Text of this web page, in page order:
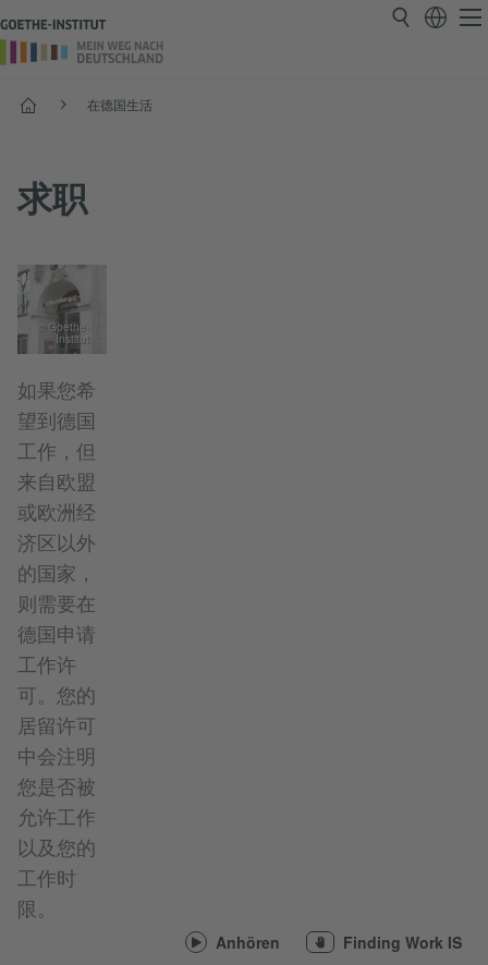
首页 在德国生活
求职
© Goethe-
Institut
如果您希
望到德国
工作，但
来自欧盟
或欧洲经
济区以外
的国家，
则需要在
德国申请
工作许
可。您的
居留许可
中会注明
您是否被
允许工作
以及您的
工作时
限。
Anhören Finding Work IS